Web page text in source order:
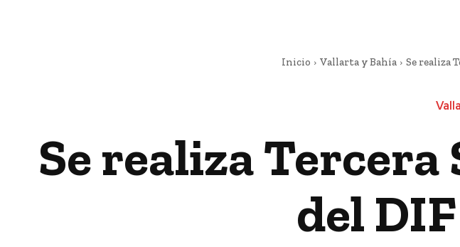
Inicio Vallarta y Bahía Se realiza
Se realiza
del